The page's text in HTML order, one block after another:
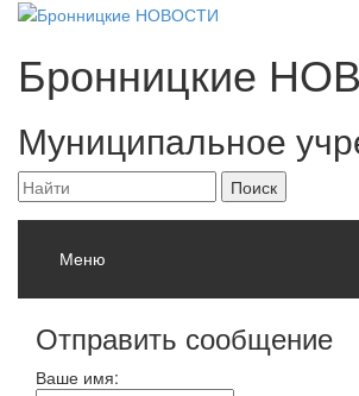
Бронницкие
Муниципальное
Меню
Отправить сообщение
Ваше имя: